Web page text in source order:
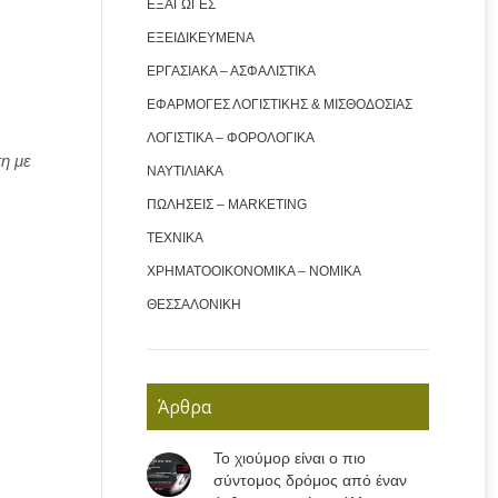
με
ΕΞΑΓΩΓΕΣ
ΕΞΕΙΔΙΚΕΥΜΕΝΑ
ΕΡΓΑΣΙΑΚΑ – ΑΣΦΑΛΙΣΤΙΚΑ
ΕΦΑΡΜΟΓΕΣ ΛΟΓΙΣΤΙΚΗΣ & ΜΙΣΘΟΔΟΣΙΑΣ
ΛΟΓΙΣΤΙΚΑ – ΦΟΡΟΛΟΓΙΚΑ
ΝΑΥΤΙΛΙΑΚΑ
ΠΩΛΗΣΕΙΣ – MARKETING
ΤΕΧΝΙΚΑ
ΧΡΗΜΑΤΟΟΙΚΟΝΟΜΙΚΑ – ΝΟΜΙΚΑ
ΘΕΣΣΑΛΟΝΙΚΗ
Άρθρα
Το χιούμορ είναι ο πιο
σύντομος δρόμος από έναν